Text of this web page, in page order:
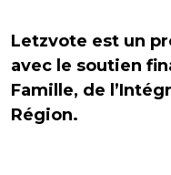
Letzvote est un
avec le soutien
Famille, de
Région.